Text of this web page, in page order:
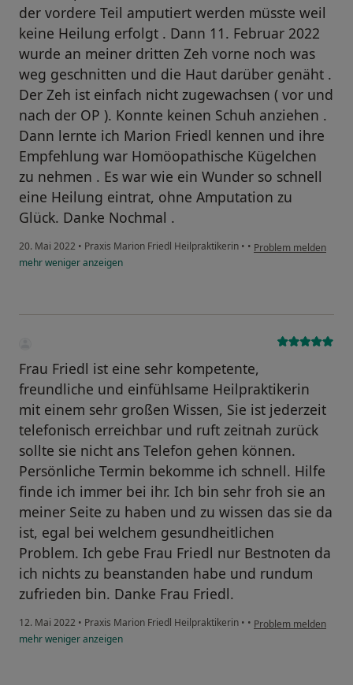
der vordere Teil amputiert werden müsste weil
keine Heilung erfolgt . Dann 11. Februar 2022
wurde an meiner dritten Zeh vorne noch was
weg geschnitten und die Haut darüber genäht .
Der Zeh ist einfach nicht zugewachsen ( vor und
nach der OP ). Konnte keinen Schuh anziehen .
Dann lernte ich Marion Friedl kennen und ihre
Empfehlung war Homöopathische Kügelchen
zu nehmen . Es war wie ein Wunder so schnell
eine Heilung eintrat, ohne Amputation zu
Glück. Danke Nochmal .
20. Mai 2022 • Praxis Marion Friedl Heilpraktikerin • • Problem melden
mehrwenigeranzeigen
Frau Friedl ist eine sehr kompetente,
freundliche und einfühlsame Heilpraktikerin
mit einem sehr großen Wissen, Sie ist jederzeit
telefonisch erreichbar und ruft zeitnah zurück
sollte sie nicht ans Telefon gehen können.
Persönliche Termin bekomme ich schnell. Hilfe
finde ich immer bei ihr. Ich bin sehr froh sie an
meiner Seite zu haben und zu wissen das sie da
ist, egal bei welchem gesundheitlichen
Problem. Ich gebe Frau Friedl nur Bestnoten da
ich nichts zu beanstanden habe und rundum
zufrieden bin. Danke Frau Friedl.
12. Mai 2022 • Praxis Marion Friedl Heilpraktikerin • • Problem melden
mehrwenigeranzeigen